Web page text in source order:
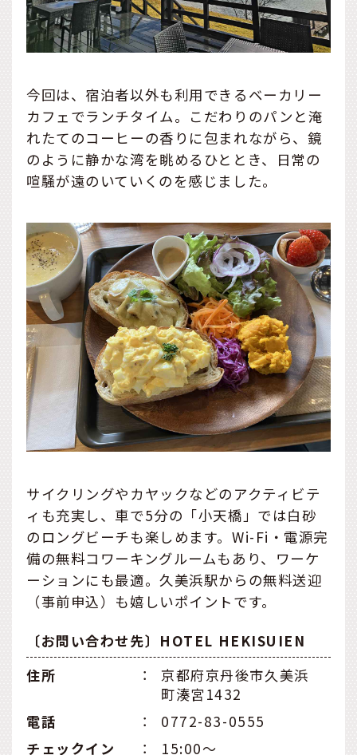
今回は、宿泊者以外も利用できるベーカリー
カフェでランチタイム。こだわりのパンと淹
れたてのコーヒーの香りに包まれながら、鏡
のように静かな湾を眺めるひととき、日常の
喧騒が遠のいていくのを感じました。
サイクリングやカヤックなどのアクティビテ
ィも充実し、車で5分の「小天橋」では白砂
のロングビーチも楽しめます。Wi-Fi・電源完
備の無料コワーキングルームもあり、ワーケ
ーションにも最適。久美浜駅からの無料送迎
（事前申込）も嬉しいポイントです。
〔お問い合わせ先〕HOTEL HEKISUIEN
住所
：
京都府京丹後市久美浜
町湊宮1432
電話
：
0772-83-0555
チェックイン
：
15:00〜